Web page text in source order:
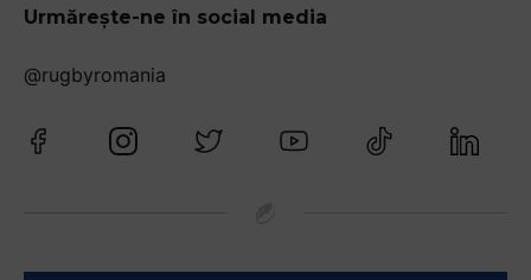
Urmărește-ne în social media
@rugbyromania